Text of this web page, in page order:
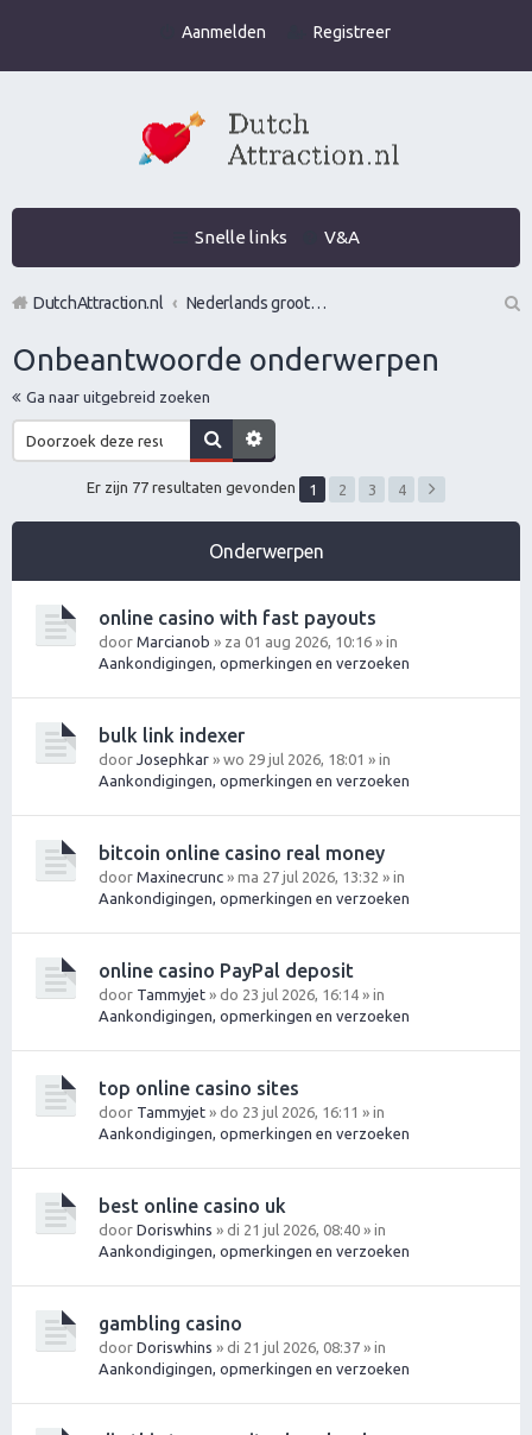
Aanmelden Registreer
Snelle links V&A
DutchAttraction.nl
Nederlands grootste Dutch Attraction, Lifestyle, Vrouwen versieren en Pick-Up (PUA) Forum
Onbeantwoorde onderwerpen
Ga naar uitgebreid zoeken
Er zijn 77 resultaten gevonden 1 2 3 4
Onderwerpen
online casino with fast payouts
door Marcianob » za 01 aug 2026, 10:16 » in
Aankondigingen, opmerkingen en verzoeken
bulk link indexer
door Josephkar » wo 29 jul 2026, 18:01 » in
Aankondigingen, opmerkingen en verzoeken
bitcoin online casino real money
door Maxinecrunc » ma 27 jul 2026, 13:32 » in
Aankondigingen, opmerkingen en verzoeken
online casino PayPal deposit
door Tammyjet » do 23 jul 2026, 16:14 » in
Aankondigingen, opmerkingen en verzoeken
top online casino sites
door Tammyjet » do 23 jul 2026, 16:11 » in
Aankondigingen, opmerkingen en verzoeken
best online casino uk
door Doriswhins » di 21 jul 2026, 08:40 » in
Aankondigingen, opmerkingen en verzoeken
gambling casino
door Doriswhins » di 21 jul 2026, 08:37 » in
Aankondigingen, opmerkingen en verzoeken